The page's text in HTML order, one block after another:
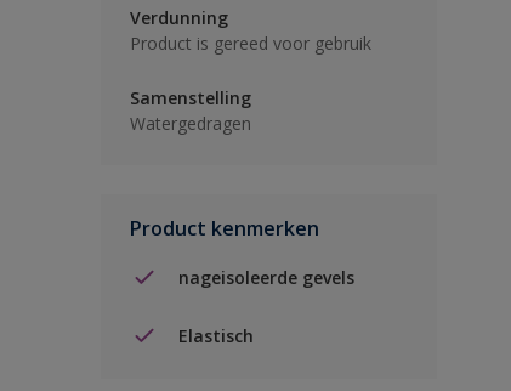
Verdunning
Product is gereed voor gebruik
Samenstelling
Watergedragen
Product kenmerken
nageisoleerde gevels
Elastisch